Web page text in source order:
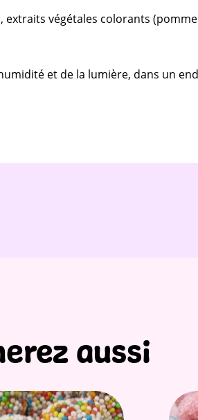
végétales colorants
et de la lumière, dans un
aussi